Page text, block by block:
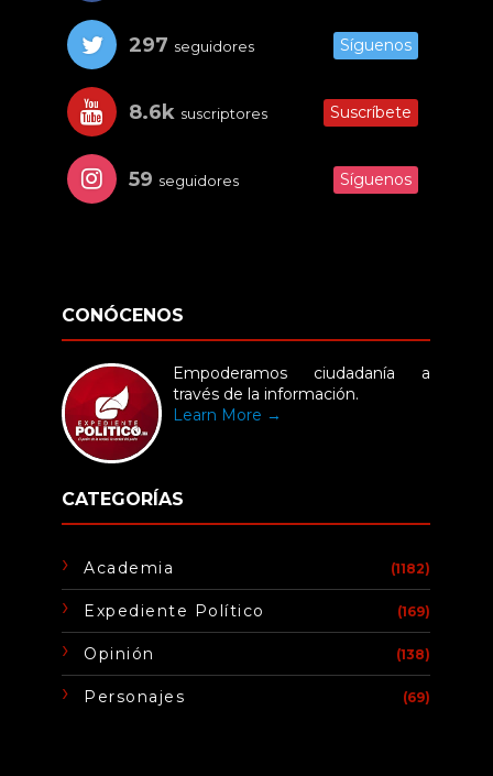
297 seguidores Síguenos
8.6k suscriptores Suscríbete
59 seguidores Síguenos
CONÓCENOS
Empoderamos ciudadanía a
través de la información.
Learn More →
CATEGORÍAS
Academia (1182)
Expediente Político (169)
Opinión (138)
Personajes (69)